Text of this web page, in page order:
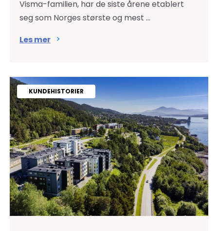
Visma-familien, har de siste årene etablert
seg som Norges største og mest ...
Les mer
KUNDEHISTORIER